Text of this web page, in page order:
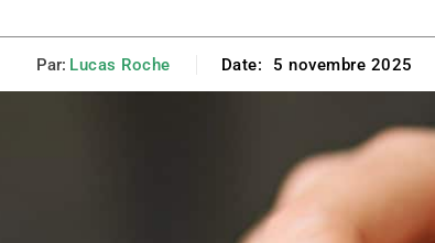
Par: Lucas Roche Date: 5 novembre 2025